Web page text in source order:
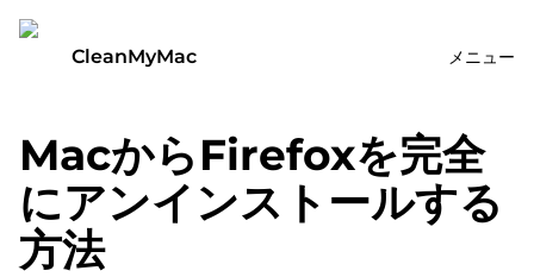
CleanMyMac メニュー
MacからFirefoxを完全
にアンインストールする
方法